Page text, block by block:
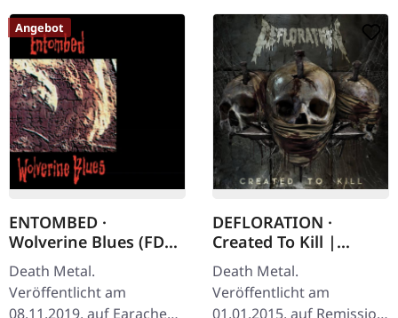
Angebot
ENTOMBED ·
Wolverine Blues (FDR)
| DIGIPAK CD
Death Metal.
Veröffentlicht am
08.11.2019, auf Earache
DEFLORATION ·
Created To Kill |
DIGIPAK CD
Death Metal.
Veröffentlicht am
01.01.2015, auf Remission